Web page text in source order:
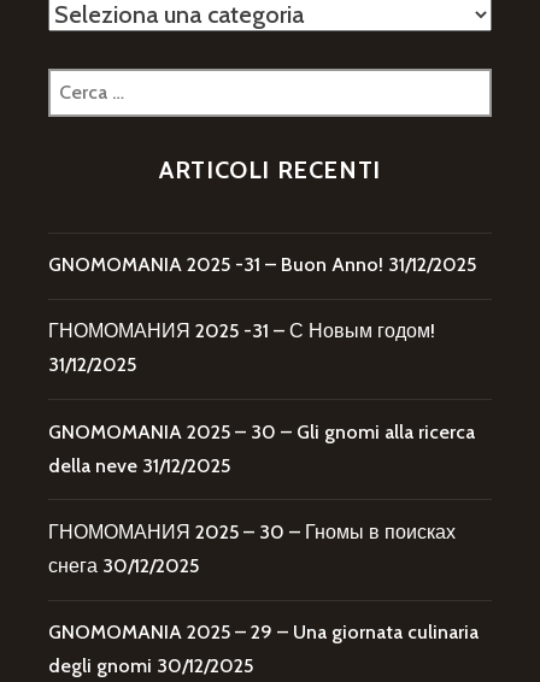
Categorie
Ricerca
per:
ARTICOLI RECENTI
GNOMOMANIA 2025 -31 – Buon Anno! 31/12/2025
ГНОМОМАНИЯ 2025 -31 – С Новым годом!
31/12/2025
GNOMOMANIA 2025 – 30 – Gli gnomi alla ricerca
della neve 31/12/2025
ГНОМОМАНИЯ 2025 – 30 – Гномы в поисках
снега 30/12/2025
GNOMOMANIA 2025 – 29 – Una giornata culinaria
degli gnomi 30/12/2025